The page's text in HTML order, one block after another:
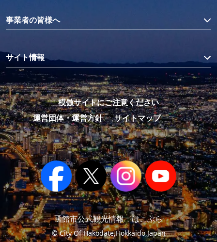
事業者の皆様へ
サイト情報
模倣サイトにご注意ください
運営団体・運営方針
サイトマップ
函館市公式観光情報 はこぶら
© City Of Hakodate,Hokkaido,Japan